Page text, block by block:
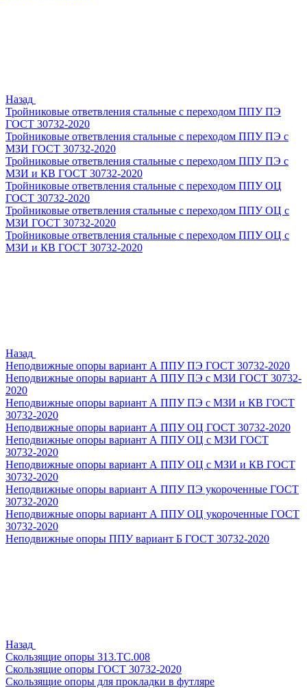
Назад
Тройниковые ответвления стальные с переходом ППУ ПЭ
ГОСТ 30732-2020
Тройниковые ответвления стальные с переходом ППУ ПЭ с
МЗИ ГОСТ 30732-2020
Тройниковые ответвления стальные с переходом ППУ ПЭ с
МЗИ и КВ ГОСТ 30732-2020
Тройниковые ответвления стальные с переходом ППУ ОЦ
ГОСТ 30732-2020
Тройниковые ответвления стальные с переходом ППУ ОЦ с
МЗИ ГОСТ 30732-2020
Тройниковые ответвления стальные с переходом ППУ ОЦ с
МЗИ и КВ ГОСТ 30732-2020
Назад
Неподвижные опоры вариант А ППУ ПЭ ГОСТ 30732-2020
Неподвижные опоры вариант А ППУ ПЭ с МЗИ ГОСТ 30732-
2020
Неподвижные опоры вариант А ППУ ПЭ с МЗИ и КВ ГОСТ
30732-2020
Неподвижные опоры вариант А ППУ ОЦ ГОСТ 30732-2020
Неподвижные опоры вариант А ППУ ОЦ с МЗИ ГОСТ
30732-2020
Неподвижные опоры вариант А ППУ ОЦ с МЗИ и КВ ГОСТ
30732-2020
Неподвижные опоры вариант А ППУ ПЭ укороченные ГОСТ
30732-2020
Неподвижные опоры вариант А ППУ ОЦ укороченные ГОСТ
30732-2020
Неподвижные опоры ППУ вариант Б ГОСТ 30732-2020
Назад
Скользящие опоры 313.ТС.008
Скользящие опоры ГОСТ 30732-2020
Скользящие опоры для прокладки в футляре